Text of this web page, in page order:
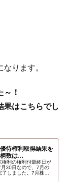
ります。
！
果はこちらでし
待権利取得結果を
柄数は…
権利の権利付最終日が
30日なので、7月の
しました。7月株主